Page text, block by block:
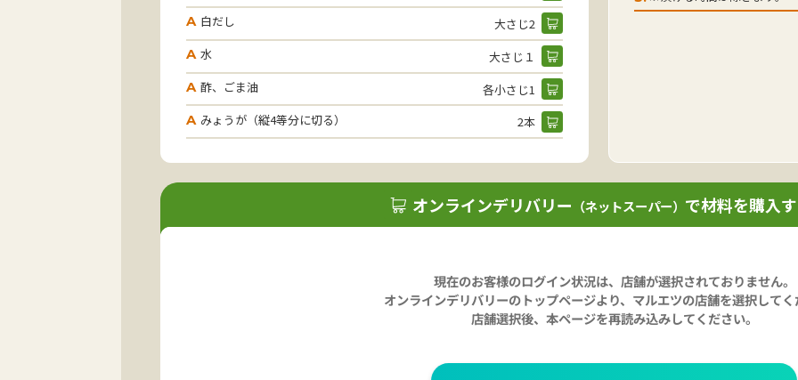
A 白だし 大さじ2
A 水 大さじ１
A 酢、ごま油 各小さじ1
A みょうが（縦4等分に切る） 2本
オンラインデリバリー （ネットスーパー） で材料を購入